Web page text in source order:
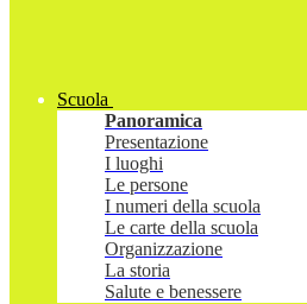
Scuola
Panoramica
Presentazione
I luoghi
Le persone
I numeri della scuola
Le carte della scuola
Organizzazione
La storia
Salute e benessere